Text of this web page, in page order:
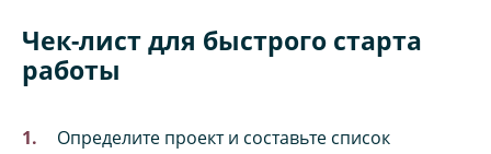
Чек-лист для быстрого старта
работы
Определите проект и составьте список